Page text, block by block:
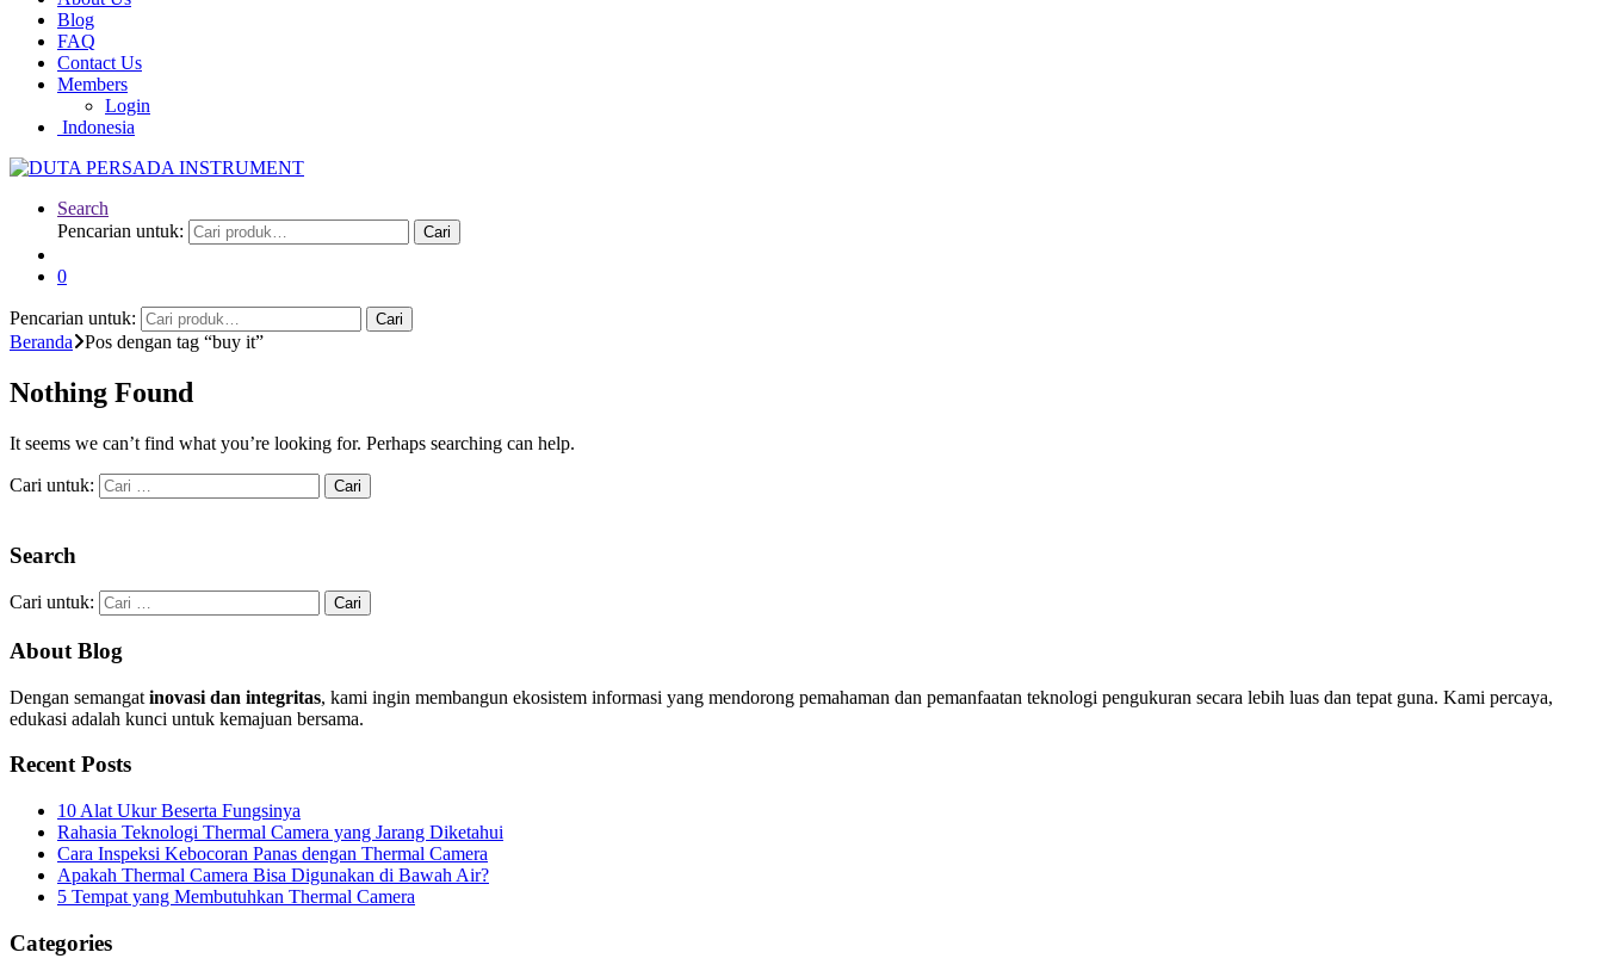
Blog
FAQ
Contact Us
Members
Login
Indonesia
Search
Pencarian untuk:
Cari
0
Pencarian untuk: Cari
Beranda Pos dengan tag “buy it”
Nothing Found
It seems we can’t find what you’re looking for. Perhaps searching can help.
Cari untuk:
Search
Cari untuk:
About Blog
Dengan semangat inovasi dan integritas, kami ingin membangun ekosistem informasi yang mendorong pemahaman dan pemanfaatan teknologi pengukuran secara lebih luas dan tepat guna. Kami percaya,
edukasi adalah kunci untuk kemajuan bersama.
Recent Posts
10 Alat Ukur Beserta Fungsinya
Rahasia Teknologi Thermal Camera yang Jarang Diketahui
Cara Inspeksi Kebocoran Panas dengan Thermal Camera
Apakah Thermal Camera Bisa Digunakan di Bawah Air?
5 Tempat yang Membutuhkan Thermal Camera
Categories